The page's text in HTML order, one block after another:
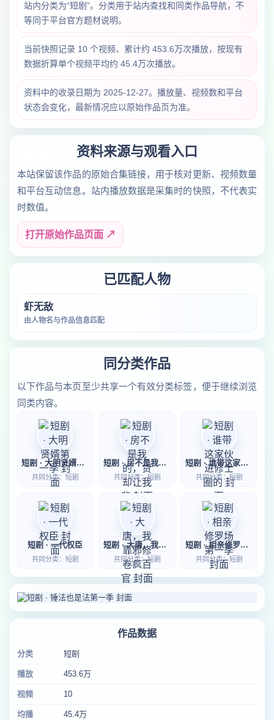
站内分类为“短剧”。分类用于站内查找和同类作品导航，不
等同于平台官方题材说明。
当前快照记录 10 个视频、累计约 453.6万次播放，按现有
数据折算单个视频平均约 45.4万次播放。
资料中的收录日期为 2025-12-27。播放量、视频数和平台
状态会变化，最新情况应以原始作品页为准。
资料来源与观看入口
本站保留该作品的原始合集链接，用于核对更新、视频数量
和平台互动信息。站内播放数据是采集时的快照，不代表实
时数值。
打开原始作品页面 ↗
已匹配人物
虾无敌
由人物名与作品信息匹配
同分类作品
以下作品与本页至少共享一个有效分类标签，便于继续浏览
同类内容。
短剧 · 大明贤婿第一季
共同分类：短剧
短剧 · 房不是我的，贷却让我背
共同分类：短剧
短剧 · 谁带这家伙进修士圈的
共同分类：短剧
短剧 · 一代权臣
共同分类：短剧
短剧 · 大唐，我靠邪修卷疯百官
共同分类：短剧
短剧 · 相亲修罗场第一季
共同分类：短剧
作品数据
分类 短剧
播放 453.6万
视频 10
均播 45.4万